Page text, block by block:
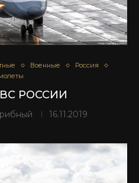
Военные
Россия
РОССИИ
16.11.2019